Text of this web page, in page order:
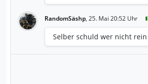
RandomSäshp, 25. Mai 20:52 Uhr
Selber schuld wer nicht